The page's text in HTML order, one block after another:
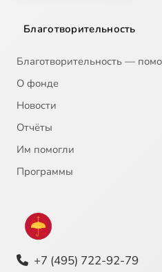
Благотворительность
Благотворительность —
О фонде
Новости
Отчёты
Им помогли
Программы
+7 (495) 722-92-79